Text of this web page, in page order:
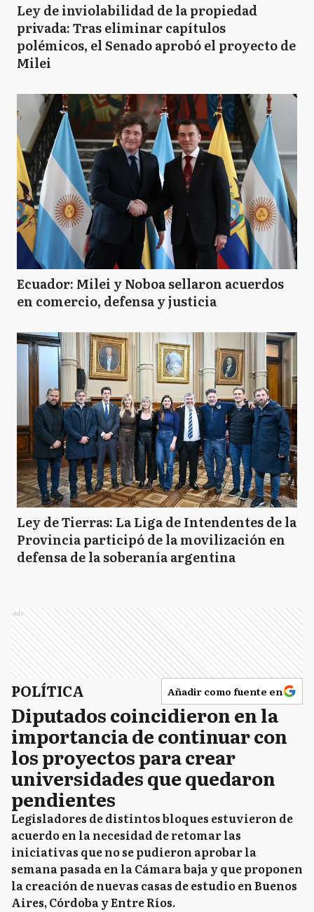
Ley de inviolabilidad de la propiedad
privada: Tras eliminar capítulos
polémicos, el Senado aprobó el proyecto de
Milei
Ecuador: Milei y Noboa sellaron acuerdos
en comercio, defensa y justicia
Ley de Tierras: La Liga de Intendentes de la
Provincia participó de la movilización en
defensa de la soberanía argentina
Ads
POLÍTICA Añadir como fuente en
Diputados coincidieron en la
importancia de continuar con
los proyectos para crear
universidades que quedaron
pendientes
Legisladores de distintos bloques estuvieron de
acuerdo en la necesidad de retomar las
iniciativas que no se pudieron aprobar la
semana pasada en la Cámara baja y que proponen
la creación de nuevas casas de estudio en Buenos
Aires, Córdoba y Entre Ríos.